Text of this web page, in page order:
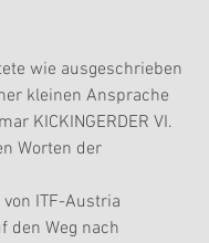
wie ausgeschrieben
kleinen Ansprache
KICKINGERDER VI.
Worten der
ITF-Austria
den Weg nach